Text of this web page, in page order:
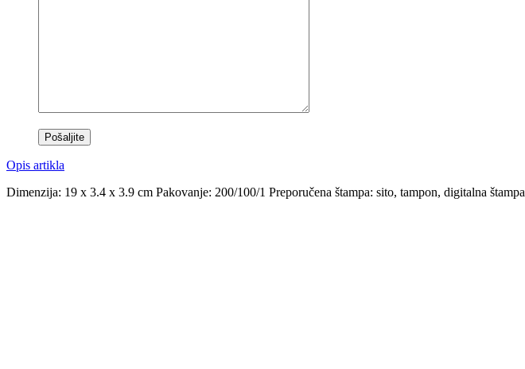
Opis artikla
Dimenzija: 19 x 3.4 x 3.9 cm Pakovanje: 200/100/1 Preporučena štampa: sito, tampon, digitalna štampa